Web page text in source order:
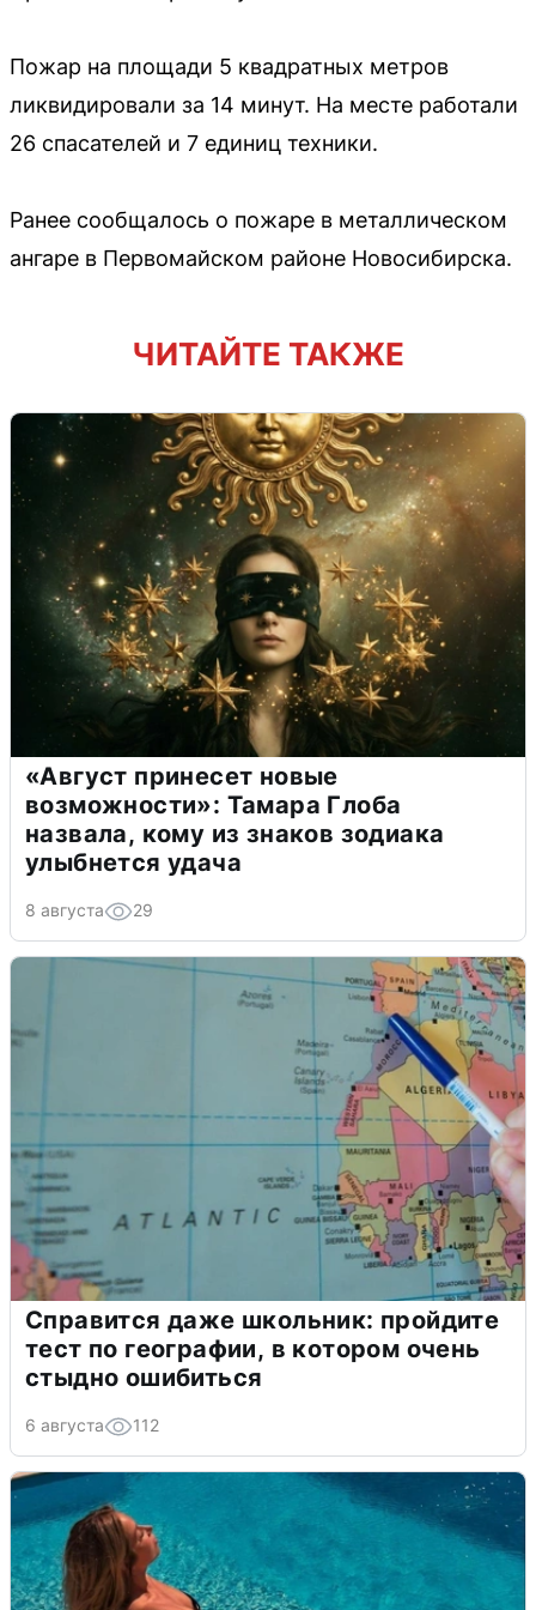
Пожар на площади 5 квадратных метров
ликвидировали за 14 минут. На месте работали
26 спасателей и 7 единиц техники.
Ранее сообщалось о пожаре в металлическом
ангаре в Первомайском районе Новосибирска.
ЧИТАЙТЕ ТАКЖЕ
«Август принесет новые
возможности»: Тамара Глоба
назвала, кому из знаков зодиака
улыбнется удача
8 августа 29
Справится даже школьник: пройдите
тест по географии, в котором очень
стыдно ошибиться
6 августа 112